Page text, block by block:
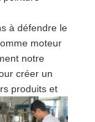
à défendre le
moteur
notre
créer un
produits et